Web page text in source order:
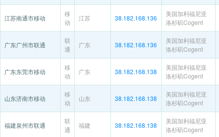
江苏南通市移动
移
动
江苏 38.182.168.136
美国加利福尼亚
洛杉矶Cogent
广东广州市联通
联
通
广东 38.182.168.136
美国加利福尼亚
洛杉矶Cogent
广东东莞市移动
移
动
广东 38.182.168.138
美国加利福尼亚
洛杉矶Cogent
山东济南市移动
移
动
山东 38.182.168.138
美国加利福尼亚
洛杉矶Cogent
福建泉州市联通
联
通
福建 38.182.168.138
美国加利福尼亚
洛杉矶Cogent